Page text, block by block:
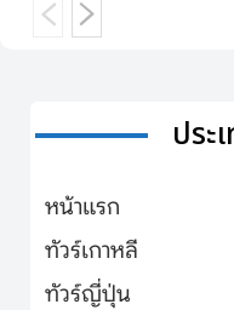
ประ
หน้าแรก
ทัวร์เกาหลี
ทัวร์ญี่ปุ่น